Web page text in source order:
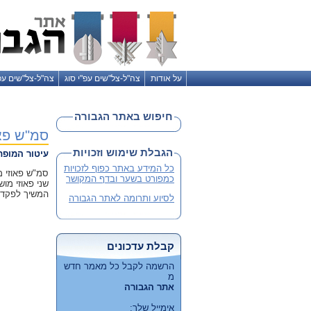
על אודות צה"ל-צל"שים עפ"י סוג צה"ל-צל"שים
סמ"ש
עיטור
שני פאוזי
המשיך
חיפוש באתר הגבורה
הגבלת שימוש וזכויות
כל המידע באתר כפוף לזכויות
כמפורט בשער ובדף המקושר
לסיוע ותרומה לאתר הגבורה
קבלת עדכונים
הרשמה לקבל כל מאמר חדש
מ
אתר הגבורה
אימייל שלך: